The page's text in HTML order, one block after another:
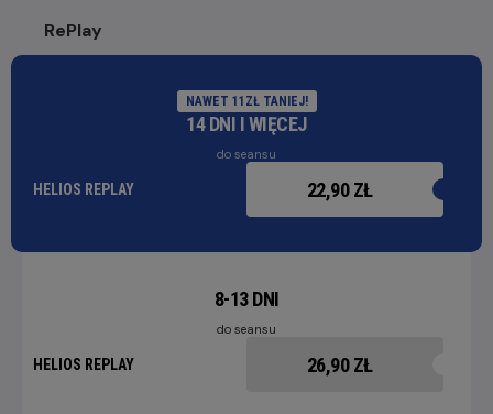
RePlay
NAWET 11ZŁ TANIEJ!
14 DNI I WIĘCEJ
do seansu
HELIOS REPLAY 22,90 ZŁ
8-13 DNI
do seansu
HELIOS REPLAY 26,90 ZŁ